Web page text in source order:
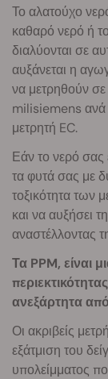
Το αλατούχο
καθαρό νερό ή
διαλύονται σε
αυξάνεται η
να μετρηθούν
milisiemens ανά
μετρητή EC.
Εάν το νερό σας
τα φυτά σας με
τοξικότητα των
και να αυξήσει
αναστέλλοντας
Τα PPM, είναι
ανεξάρτητα
Οι ακριβείς
εξάτμιση του
υπολείμματος